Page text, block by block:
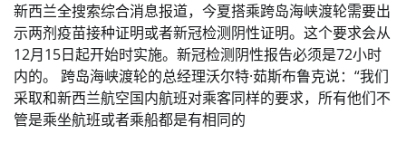
新西兰全搜索综合消息报道，今夏搭乘跨岛海峡渡轮需要出
示两剂疫苗接种证明或者新冠检测阴性证明。这个要求会从
12月15日起开始时实施。新冠检测阴性报告必须是72小时
内的。 跨岛海峡渡轮的总经理沃尔特·茹斯布鲁克说：“我们
采取和新西兰航空国内航班对乘客同样的要求，所有他们不
管是乘坐航班或者乘船都是有相同的